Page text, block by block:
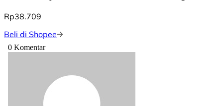
Rp38.709
Beli di Shopee